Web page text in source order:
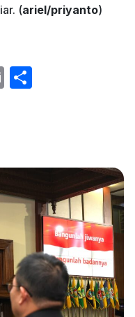
(ariel/priyanto)
E